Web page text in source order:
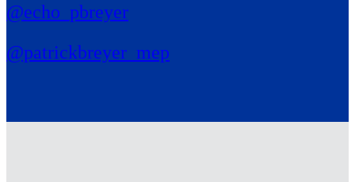
@echo_pbreyer
@patrickbreyer_mep